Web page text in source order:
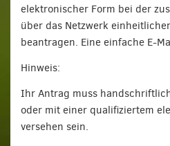
elektronischer Form bei der
über das Netzwerk
beantragen. Eine einfache E-
Hinweis:
Ihr Antrag muss
oder mit einer qualifiziertem
versehen sein.